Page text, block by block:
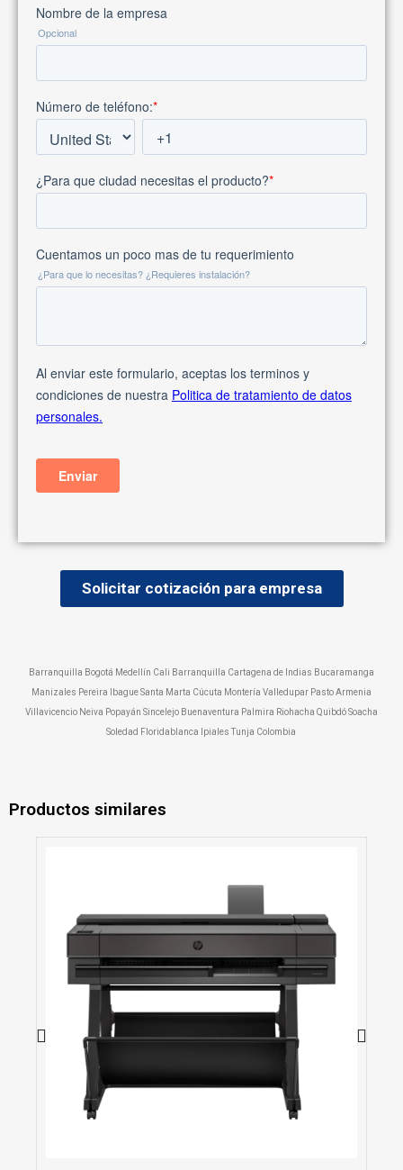
Solicitar cotización para empresa
Barranquilla Bogotá Medellín Cali Barranquilla Cartagena de Indias Bucaramanga
Manizales Pereira Ibague Santa Marta Cúcuta Montería Valledupar Pasto Armenia
Villavicencio Neiva Popayán Sincelejo Buenaventura Palmira Riohacha Quibdó Soacha
Soledad Floridablanca Ipiales Tunja Colombia
Productos similares